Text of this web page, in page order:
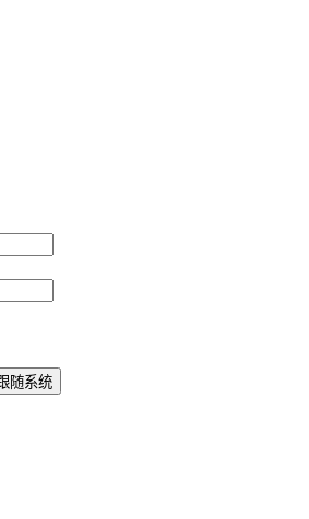
随系统